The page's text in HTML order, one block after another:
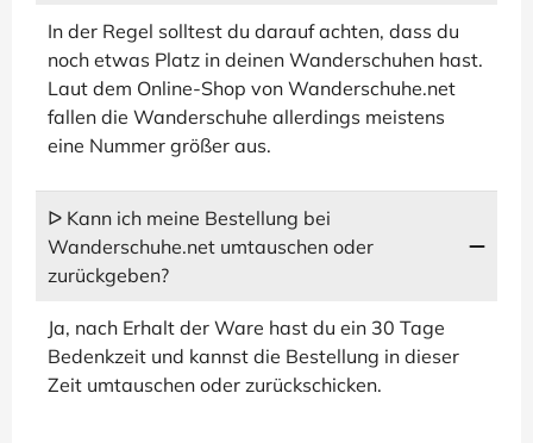
In der Regel solltest du darauf achten, dass du
noch etwas Platz in deinen Wanderschuhen hast.
Laut dem Online-Shop von Wanderschuhe.net
fallen die Wanderschuhe allerdings meistens
eine Nummer größer aus.
ᐅ Kann ich meine Bestellung bei
Wanderschuhe.net umtauschen oder
zurückgeben?
Ja, nach Erhalt der Ware hast du ein 30 Tage
Bedenkzeit und kannst die Bestellung in dieser
Zeit umtauschen oder zurückschicken.